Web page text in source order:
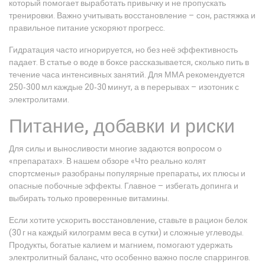
который помогает выработать привычку и не пропускать
тренировки. Важно учитывать восстановление – сон, растяжка и
правильное питание ускоряют прогресс.
Гидратация часто игнорируется, но без неё эффективность
падает. В статье о воде в боксе рассказывается, сколько пить в
течение часа интенсивных занятий. Для ММА рекомендуется
250‑300 мл каждые 20‑30 минут, а в перерывах – изотоник с
электролитами.
Питание, добавки и риски
Для силы и выносливости многие задаются вопросом о
«препаратах». В нашем обзоре «Что реально колят
спортсмены» разобраны популярные препараты, их плюсы и
опасные побочные эффекты. Главное – избегать допинга и
выбирать только проверенные витамины.
Если хотите ускорить восстановление, ставьте в рацион белок
(30 г на каждый килограмм веса в сутки) и сложные углеводы.
Продукты, богатые калием и магнием, помогают удержать
электролитный баланс, что особенно важно после спаррингов.